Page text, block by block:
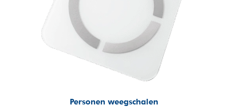
Personen weegschalen